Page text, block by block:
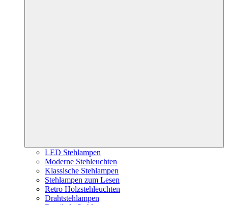
LED Stehlampen
Moderne Stehleuchten
Klassische Stehlampen
Stehlampen zum Lesen
Retro Holzstehleuchten
Drahtstehlampen